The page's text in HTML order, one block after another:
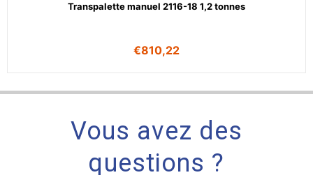
Transpalette manuel 2116-18 1,2 tonnes
€810,22
Vous avez des
questions ?